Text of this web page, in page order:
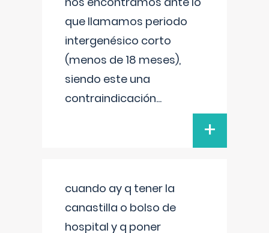
que llamamos periodo
intergenésico corto
(menos de 18 meses),
siendo este una
contraindicación...
+
cuando ay q tener la
canastilla o bolso de
hospital y q poner